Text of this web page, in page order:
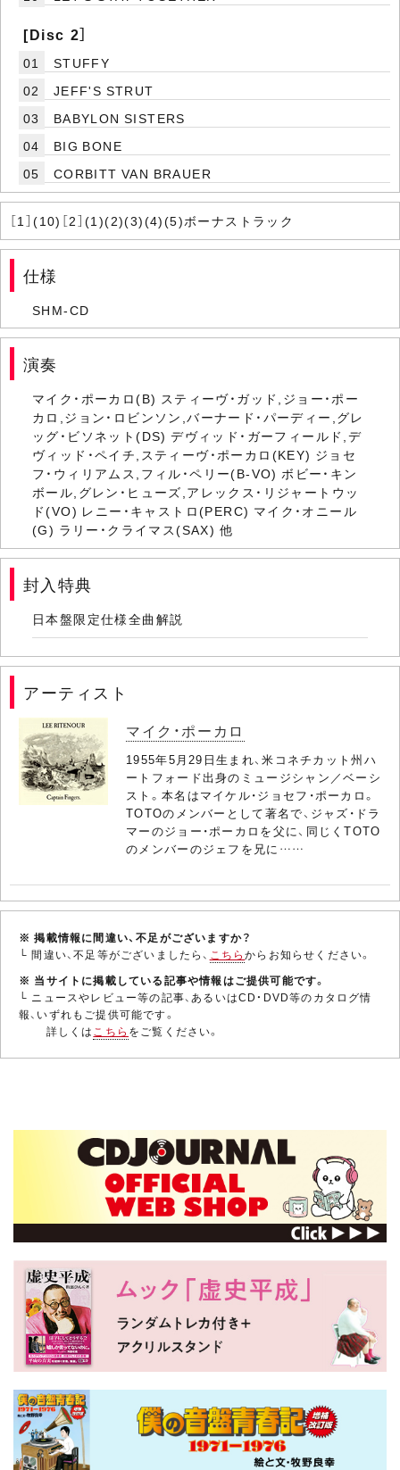
[Disc 2］
01
STUFFY
02
JEFF'S STRUT
03
BABYLON SISTERS
04
BIG BONE
05
CORBITT VAN BRAUER
［1］(10)［2］(1)(2)(3)(4)(5)ボーナストラック
仕様
SHM-CD
演奏
マイク・ポーカロ(B) スティーヴ・ガッド,ジョー・ポー
カロ,ジョン・ロビンソン,バーナード・パーディー,グレ
ッグ・ビソネット(DS) デヴィッド・ガーフィールド,デ
ヴィッド・ペイチ,スティーヴ・ポーカロ(KEY) ジョセ
フ・ウィリアムス,フィル・ペリー(B-VO) ボビー・キン
ボール,グレン・ヒューズ,アレックス・リジャートウッ
ド(VO) レニー・キャストロ(PERC) マイク・オニール
(G) ラリー・クライマス(SAX) 他
封入特典
日本盤限定仕様全曲解説
アーティスト
マイク・ポーカロ
1955年5月29日生まれ、米コネチカット州ハ
ートフォード出身のミュージシャン／ベーシ
スト。本名はマイケル・ジョセフ・ポーカロ。
TOTOのメンバーとして著名で、ジャズ・ドラ
マーのジョー・ポーカロを父に、同じくTOTO
のメンバーのジェフを兄に……
※ 掲載情報に間違い、不足がございますか？
└ 間違い、不足等がございましたら、 こちらからお知らせください。
※ 当サイトに掲載している記事や情報はご提供可能です。
└ ニュースやレビュー等の記事、あるいはCD・DVD等のカタログ情
報、いずれもご提供可能です。
詳しくはこちら をご覧ください。